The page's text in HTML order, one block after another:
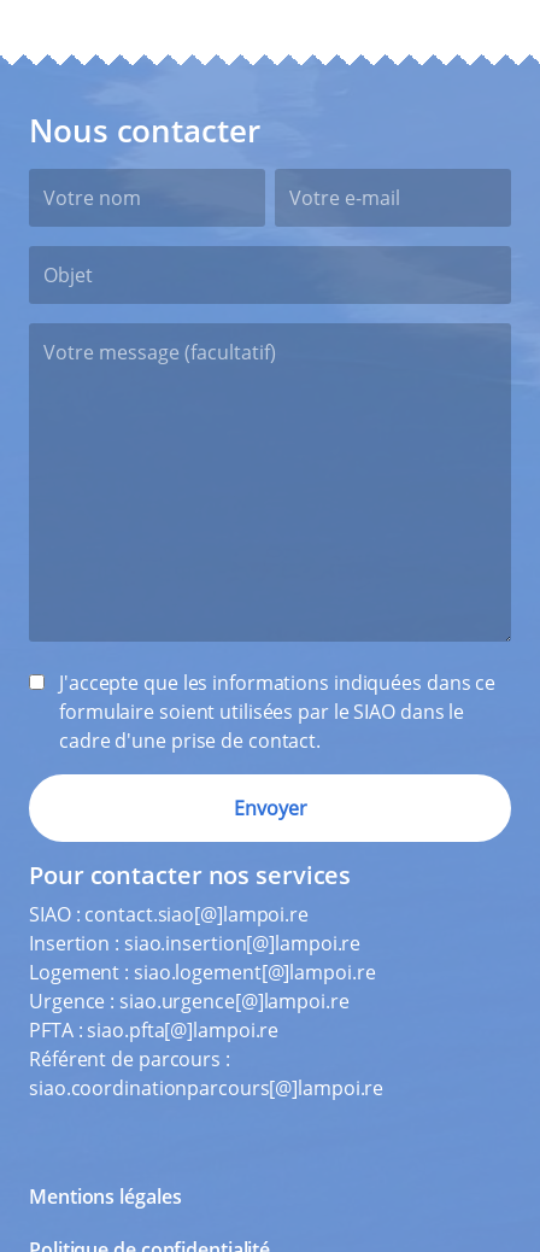
Nous contacter
J'accepte que les informations indiquées dans ce
formulaire soient utilisées par le SIAO dans le
cadre d'une prise de contact.
Pour contacter nos services
SIAO : contact.siao[@]lampoi.re
Insertion : siao.insertion[@]lampoi.re
Logement : siao.logement[@]lampoi.re
Urgence : siao.urgence[@]lampoi.re
PFTA : siao.pfta[@]lampoi.re
Référent de parcours :
siao.coordinationparcours[@]lampoi.re
Mentions légales